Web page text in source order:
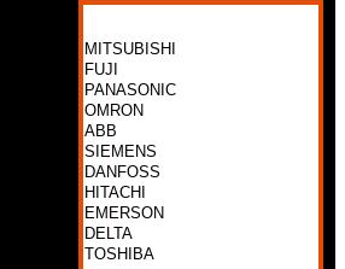
MITSUBISHI
FUJI
PANASONIC
OMRON
ABB
SIEMENS
DANFOSS
HITACHI
EMERSON
DELTA
TOSHIBA